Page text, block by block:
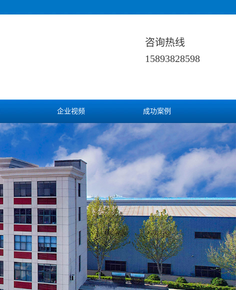
咨询热线
15893828598
企业视频 成功案例